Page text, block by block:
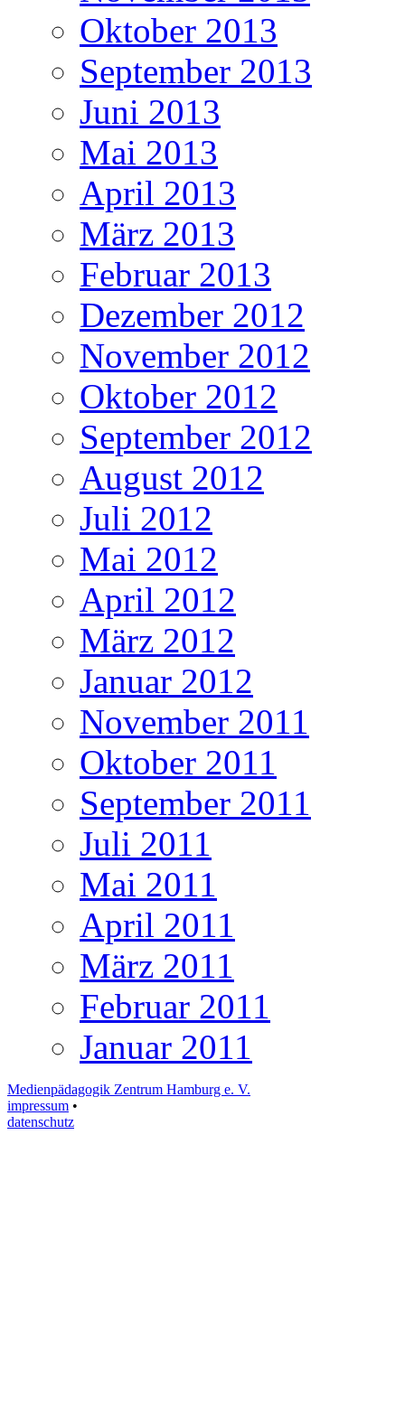
Oktober 2013
September 2013
Juni 2013
Mai 2013
April 2013
März 2013
Februar 2013
Dezember 2012
November 2012
Oktober 2012
September 2012
August 2012
Juli 2012
Mai 2012
April 2012
März 2012
Januar 2012
November 2011
Oktober 2011
September 2011
Juli 2011
Mai 2011
April 2011
März 2011
Februar 2011
Januar 2011
Medienpädagogik Zentrum Hamburg e. V.
impressum •
datenschutz